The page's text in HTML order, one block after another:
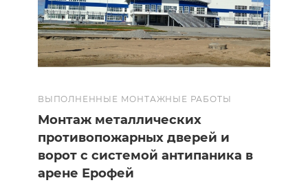
ВЫПОЛНЕННЫЕ МОНТАЖНЫЕ РАБОТЫ
Монтаж металлических
противопожарных дверей и
ворот с системой антипаника в
арене Ерофей